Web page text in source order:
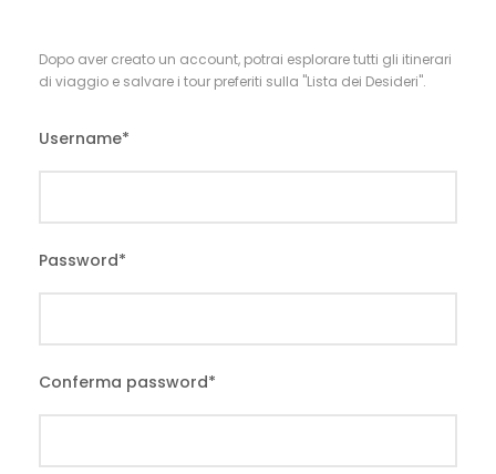
Dopo aver creato un account, potrai esplorare tutti gli itinerari
di viaggio e salvare i tour preferiti sulla "Lista dei Desideri".
Username*
Password*
Conferma password*